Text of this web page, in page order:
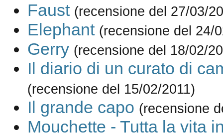
Faust (recensione del 27/03/
Elephant (recensione del 24/
Gerry (recensione del 18/02/
Il diario di un curato di
(recensione del 15/02/2011)
Il grande capo (recensione
Mouchette - Tutta la vita